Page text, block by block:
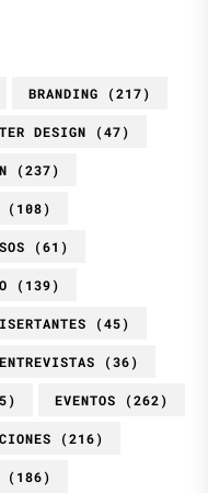
BRANDING (217)
DESIGN (47)
(237)
(108)
(61)
(139)
DISERTANTES (45)
ENTREVISTAS (36)
EVENTOS (262)
(216)
(186)